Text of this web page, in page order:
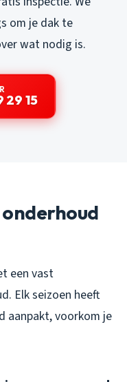
om je dak te
wat nodig is.
29 15
een vast
Elk seizoen heeft
aanpakt, voorkom je